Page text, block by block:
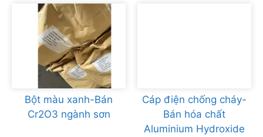
Bột màu xanh-Bán
Cr2O3 ngành sơn
Cáp điện chống cháy-
Bán hóa chất
Aluminium Hydroxide